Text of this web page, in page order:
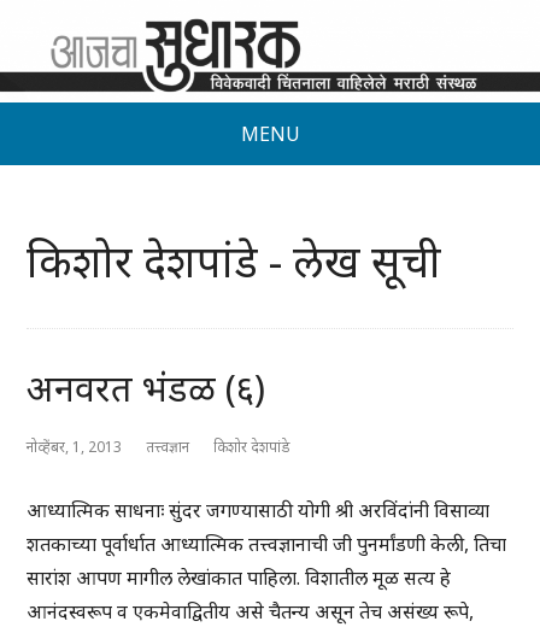
MENU
किशोर देशपांडे - लेख सूची
अनवरत भंडळ (६)
नोव्हेंबर, 1, 2013 तत्त्वज्ञान किशोर देशपांडे
आध्यात्मिक साधनाः सुंदर जगण्यासाठी योगी श्री अरविंदांनी विसाव्या
शतकाच्या पूर्वार्धात आध्यात्मिक तत्त्वज्ञानाची जी पुनर्मांडणी केली, तिचा
सारांश आपण मागील लेखांकात पाहिला. विशातील मूळ सत्य हे
आनंदस्वरूप व एकमेवाद्वितीय असे चैतन्य असून तेच असंख्य रूपे,